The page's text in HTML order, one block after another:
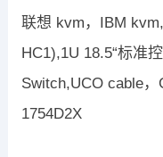
联想 kvm，IBM
HC1),1U 18.5“标准
Switch,UCO cable，
1754D2X